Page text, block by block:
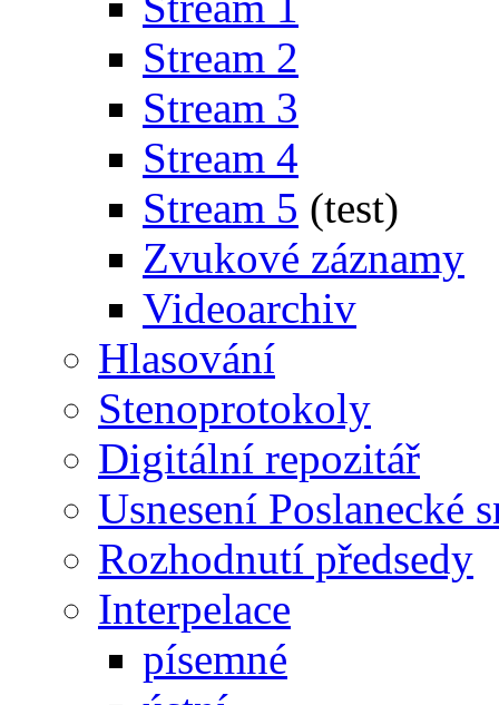
Stream 2
Stream 3
Stream 4
Stream 5 (test)
Zvukové záznamy
Videoarchiv
Hlasování
Stenoprotokoly
Digitální repozitář
Usnesení Poslanecké
Rozhodnutí předsedy
Interpelace
písemné